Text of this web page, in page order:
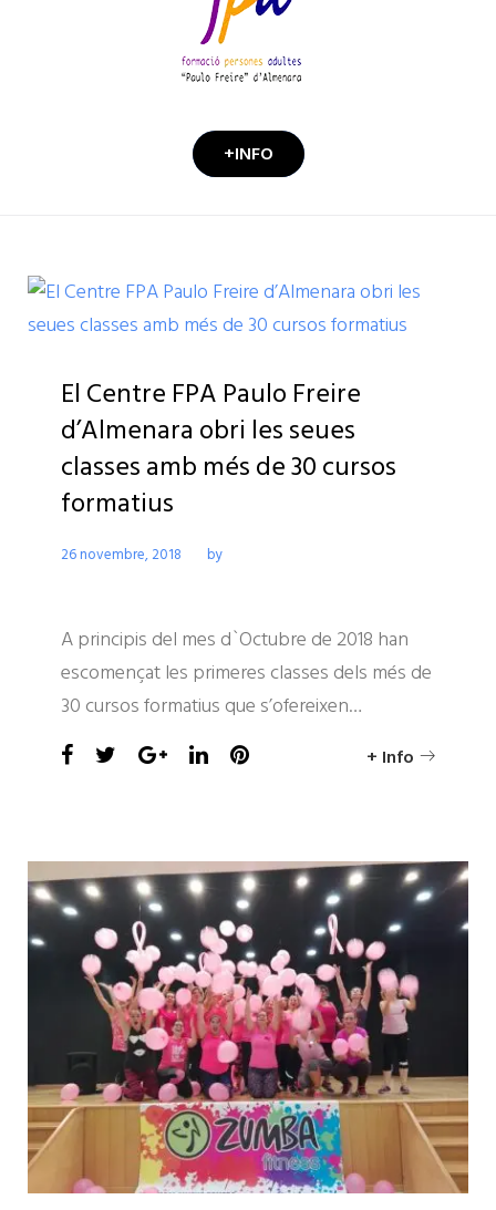
+INFO
Autor:
FPAPAULOFREIREALM
El Centre FPA Paulo Freire
d’Almenara obri les seues
classes amb més de 30 cursos
formatius
26 novembre, 2018 by
A principis del mes d`Octubre de 2018 han
escomençat les primeres classes dels més de
30 cursos formatius que s’ofereixen…
Facebook
TwitterGoogle+
LinkedInPinterest + Info